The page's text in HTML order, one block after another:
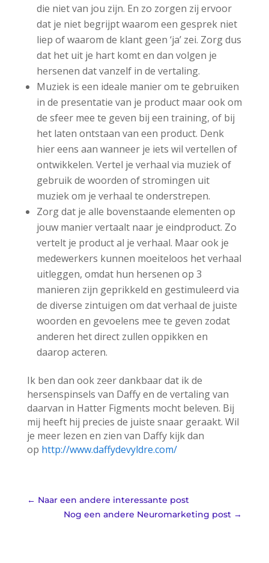
die niet van jou zijn. En zo zorgen zij ervoor
dat je niet begrijpt waarom een gesprek niet
liep of waarom de klant geen ‘ja’ zei. Zorg dus
dat het uit je hart komt en dan volgen je
hersenen dat vanzelf in de vertaling.
Muziek is een ideale manier om te gebruiken
in de presentatie van je product maar ook om
de sfeer mee te geven bij een training, of bij
het laten ontstaan van een product. Denk
hier eens aan wanneer je iets wil vertellen of
ontwikkelen. Vertel je verhaal via muziek of
gebruik de woorden of stromingen uit
muziek om je verhaal te onderstrepen.
Zorg dat je alle bovenstaande elementen op
jouw manier vertaalt naar je eindproduct. Zo
vertelt je product al je verhaal. Maar ook je
medewerkers kunnen moeiteloos het verhaal
uitleggen, omdat hun hersenen op 3
manieren zijn geprikkeld en gestimuleerd via
de diverse zintuigen om dat verhaal de juiste
woorden en gevoelens mee te geven zodat
anderen het direct zullen oppikken en
daarop acteren.
Ik ben dan ook zeer dankbaar dat ik de
hersenspinsels van Daffy en de vertaling van
daarvan in Hatter Figments mocht beleven. Bij
mij heeft hij precies de juiste snaar geraakt. Wil
je meer lezen en zien van Daffy kijk dan
op http://www.daffydevyldre.com/
← Naar een andere interessante post
Nog een andere Neuromarketing post →